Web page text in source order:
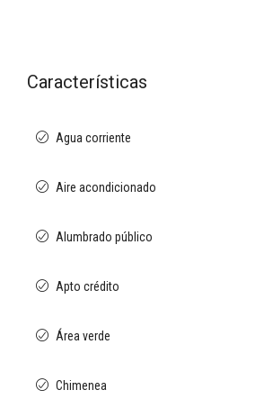
Características
Agua corriente
Aire acondicionado
Alumbrado público
Apto crédito
Área verde
Chimenea